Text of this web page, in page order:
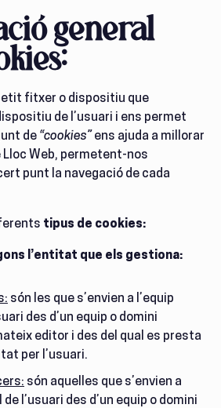
general
fitxer o dispositiu que
de l’usuari i ens permet
de “cookies” ens ajuda a millorar
Web, permetent-nos
punt la navegació de cada
tipus de cookies:
l’entitat que els gestiona:
són les que s’envien a l’equip
des d’un equip o domini
editor i des del qual es presta
per l’usuari.
són aquelles que s’envien a
de l’usuari des d’un equip o domini